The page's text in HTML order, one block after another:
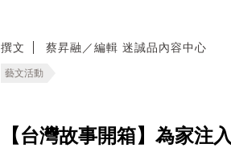
撰文 蔡昇融／編輯 迷誠品內容中心
藝文活動
【台灣故事開箱】為家注